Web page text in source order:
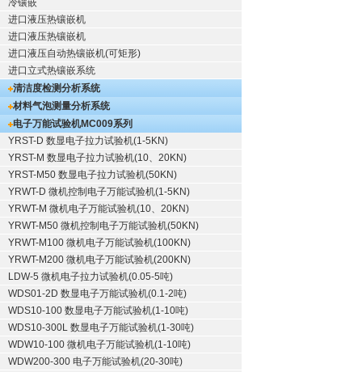
冷镶嵌
进口液压热镶嵌机
进口液压热镶嵌机
进口液压自动热镶嵌机(可矩形)
进口立式热镶嵌系统
清洁度检测分析系统
材料气泡测量分析系统
电子万能试验机MC009系列
YRST-D 数显电子拉力试验机(1-5KN)
YRST-M 数显电子拉力试验机(10、20KN)
YRST-M50 数显电子拉力试验机(50KN)
YRWT-D 微机控制电子万能试验机(1-5KN)
YRWT-M 微机电子万能试验机(10、20KN)
YRWT-M50 微机控制电子万能试验机(50KN)
YRWT-M100 微机电子万能试验机(100KN)
YRWT-M200 微机电子万能试验机(200KN)
LDW-5 微机电子拉力试验机(0.05-5吨)
WDS01-2D 数显电子万能试验机(0.1-2吨)
WDS10-100 数显电子万能试验机(1-10吨)
WDS10-300L 数显电子万能试验机(1-30吨)
WDW10-100 微机电子万能试验机(1-10吨)
WDW200-300 电子万能试验机(20-30吨)